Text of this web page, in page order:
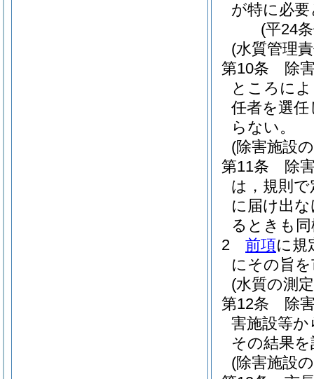
が特に必
(平24
(水質管理
第10条
除
ところに
任者を選
らない。
(除害施設
第11条
除
は，規則
に届け出
るときも
2
前項に規
にその旨
(水質の測
第12条
除
害施設等
その結果
(除害施設